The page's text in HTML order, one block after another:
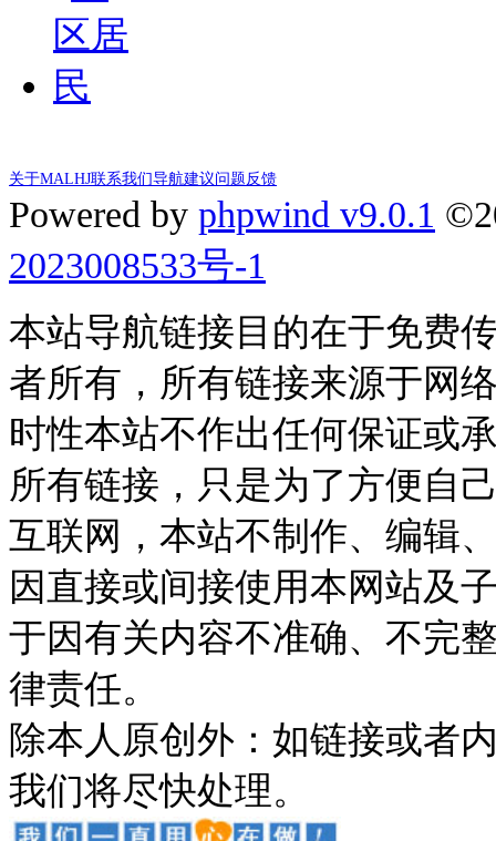
关于MALHJ联系我们导航建议问题反馈
Powered by phpwind v9.0.1
2023008533号-1
本站导航链接目的在于免费
者所有，所有链接来源于网
时性本站不作出任何保证或
所有链接，只是为了方便自
互联网，本站不制作、编辑
因直接或间接使用本网站及
于因有关内容不准确、不完
律责任。
除本人原创外：如链接或者
我们将尽快处理。